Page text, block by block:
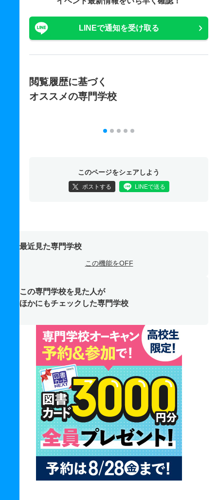
LINEで通知を受け取る
閲覧履歴に基づく
オススメの専門学校
このページをシェアしよう
ポストする LINEで送る
最近見た専門学校
この機能をOFF
この専門学校を見た人が
ほかにもチェックした専門学校